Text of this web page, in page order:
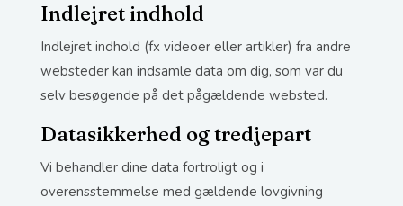
Indlejret indhold
Indlejret indhold (fx videoer eller artikler) fra andre
websteder kan indsamle data om dig, som var du
selv besøgende på det pågældende websted.
Datasikkerhed og tredjepart
Vi behandler dine data fortroligt og i
overensstemmelse med gældende lovgivning